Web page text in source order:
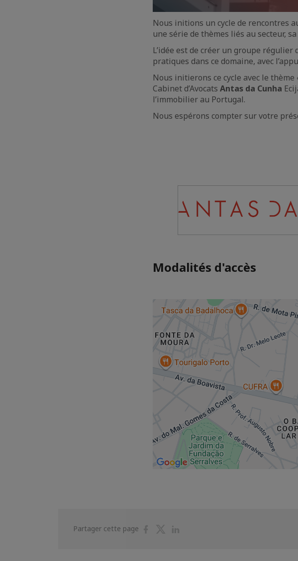
Nous initions un cycle de rencontres
une série de thèmes liés au secteur,
L’idée est de créer un groupe
pratiques dans ce domaine, avec
Nous initierons ce cycle avec le thème
Cabinet d’Avocats Antas da Cunha
l’immobilier au Portugal.
Nous espérons compter sur votre
Modalités d'accès
Partager cette page
PartagerPartager